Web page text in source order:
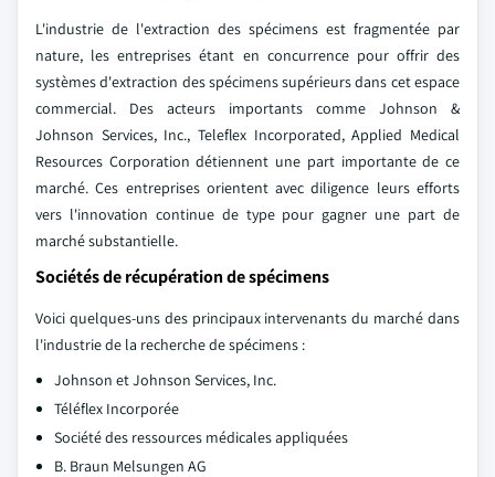
L'industrie de l'extraction des spécimens est fragmentée par
nature, les entreprises étant en concurrence pour offrir des
systèmes d'extraction des spécimens supérieurs dans cet espace
commercial. Des acteurs importants comme Johnson &
Johnson Services, Inc., Teleflex Incorporated, Applied Medical
Resources Corporation détiennent une part importante de ce
marché. Ces entreprises orientent avec diligence leurs efforts
vers l'innovation continue de type pour gagner une part de
marché substantielle.
Sociétés de récupération de spécimens
Voici quelques-uns des principaux intervenants du marché dans
l'industrie de la recherche de spécimens :
Johnson et Johnson Services, Inc.
Téléflex Incorporée
Société des ressources médicales appliquées
B. Braun Melsungen AG